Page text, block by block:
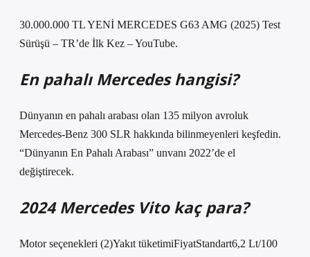
30.000.000 TL YENİ MERCEDES G63 AMG (2025) Test
Sürüşü – TR’de İlk Kez – YouTube.
En pahalı Mercedes hangisi?
Dünyanın en pahalı arabası olan 135 milyon avroluk
Mercedes-Benz 300 SLR hakkında bilinmeyenleri keşfedin.
“Dünyanın En Pahalı Arabası” unvanı 2022’de el
değiştirecek.
2024 Mercedes Vito kaç para?
Motor seçenekleri (2)Yakıt tüketimiFiyatStandart6,2 Lt/100